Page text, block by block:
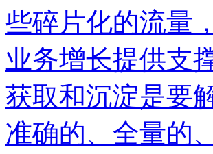
些碎片化的流量
业务增长提供支
获取和沉淀是要
准确的、全量的